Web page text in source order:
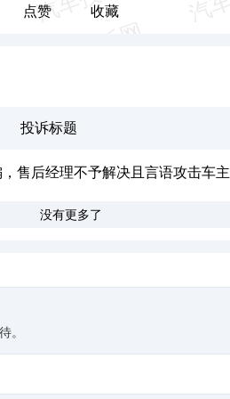
点赞 收藏
投诉标题
售后经理不予解决且言语攻击车主
没有更多了
。